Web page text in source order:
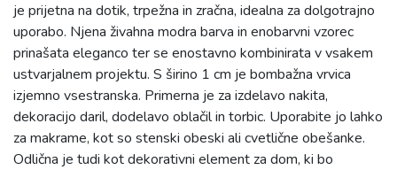
je prijetna na dotik, trpežna in zračna, idealna za dolgotrajno
uporabo. Njena živahna modra barva in enobarvni vzorec
prinašata eleganco ter se enostavno kombinirata v vsakem
ustvarjalnem projektu. S širino 1 cm je bombažna vrvica
izjemno vsestranska. Primerna je za izdelavo nakita,
dekoracijo daril, dodelavo oblačil in torbic. Uporabite jo lahko
za makrame, kot so stenski obeski ali cvetlične obešanke.
Odlična je tudi kot dekorativni element za dom, ki bo